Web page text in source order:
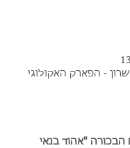
- הפארק האקולוגי
הבכורה "אהוד בנאי